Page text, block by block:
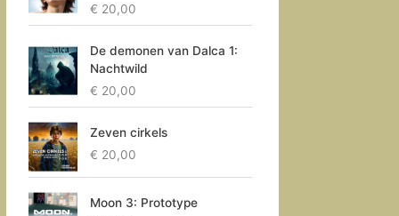
€ 20,00
De demonen van Dalca 1:
Nachtwild
€ 20,00
Zeven cirkels
€ 20,00
Moon 3: Prototype